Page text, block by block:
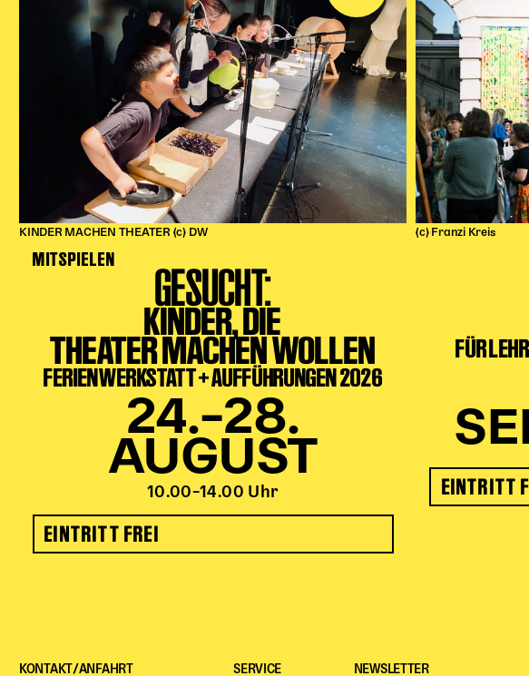
KINDER MACHEN THEATER (c) DW
MITSPIELEN
GESUCHT:
KINDER, DIE
THEATER MACHEN WOLLEN
FERIENWERKSTATT + AUFFÜHRUNGEN 2026
24.–28.
AUGUST
10.00–14.00 Uhr
EINTRITT FREI
(c) Franzi Kreis
FÜR
EINTRITT
KONTAKT/ANFAHRT SERVICE NEWSLETTER